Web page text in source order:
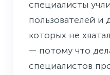
специалисты
пользователей и
которых не
— потому что
специалистов